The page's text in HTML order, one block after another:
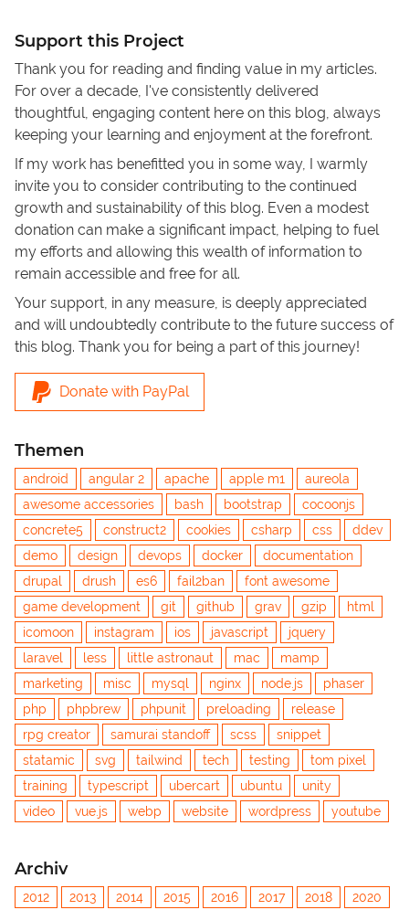
Support this Project
Thank you for reading and finding value in my articles.
For over a decade, I've consistently delivered
thoughtful, engaging content here on this blog, always
keeping your learning and enjoyment at the forefront.
If my work has benefitted you in some way, I warmly
invite you to consider contributing to the continued
growth and sustainability of this blog. Even a modest
donation can make a significant impact, helping to fuel
my efforts and allowing this wealth of information to
remain accessible and free for all.
Your support, in any measure, is deeply appreciated
and will undoubtedly contribute to the future success of
this blog. Thank you for being a part of this journey!
Donate with PayPal
Themen
android angular 2 apache apple m1
aureola
awesome accessories
bash bootstrap
cocoonjs
concrete5
construct2 cookies csharp css
ddev
demo
design devops docker
documentation
drupal
drush es6 fail2ban
font awesome
game development
git github grav gzip
html
icomoon
instagram ios javascript
jquery
laravel
less little astronaut mac
mamp
marketing
misc mysql nginx node.js
phaser
php
phpbrew phpunit preloading
release
rpg creator
samurai standoff scss
snippet
statamic
svg tailwind tech testing
tom pixel
training
typescript ubercart ubuntu
unity
video
vue.js webp website wordpress youtube
Archiv
2012 2013 2014 2015 2016 2017 2018 2020